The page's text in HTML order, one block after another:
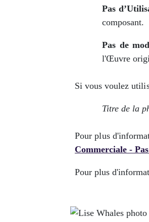
Pas
composant.
Pas de
l'Œuvre
Si vous voulez
Titre de la
Pour plus
Commerciale -
Pour plus